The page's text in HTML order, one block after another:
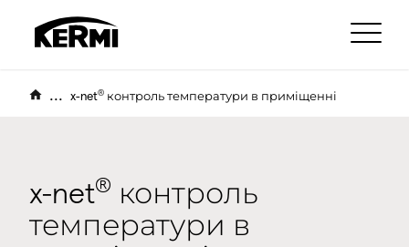
... x-net® контроль температури в приміщенні
x-net® контроль
температури в